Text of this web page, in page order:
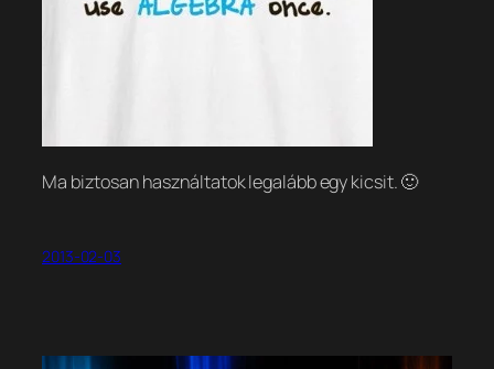
Ma biztosan használtatok legalább egy kicsit. 🙂
2013-02-03